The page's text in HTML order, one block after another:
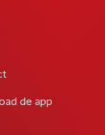
de app